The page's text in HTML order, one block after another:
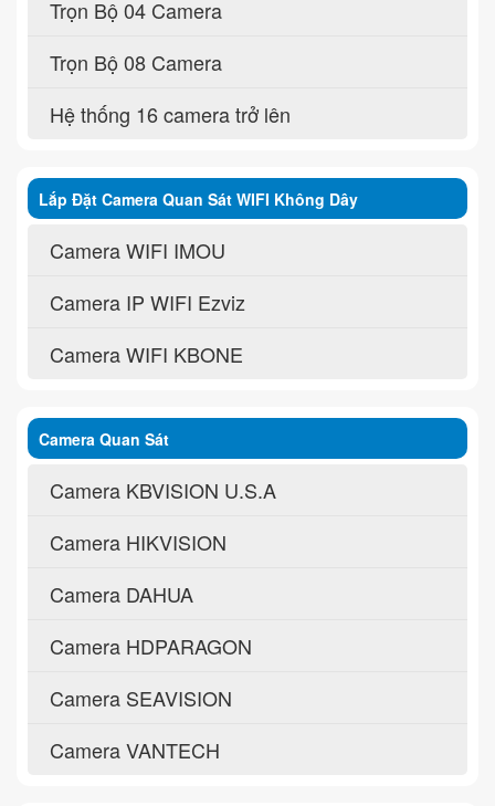
Trọn Bộ 04 Camera
Trọn Bộ 08 Camera
Hệ thống 16 camera trở lên
Lắp Đặt Camera Quan Sát WIFI Không Dây
Camera WIFI IMOU
Camera IP WIFI Ezviz
Camera WIFI KBONE
Camera Quan Sát
Camera KBVISION U.S.A
Camera HIKVISION
Camera DAHUA
Camera HDPARAGON
Camera SEAVISION
Camera VANTECH